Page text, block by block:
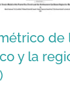
de
de
y la